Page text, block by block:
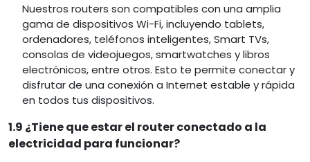
Nuestros routers son compatibles con una amplia
gama de dispositivos Wi-Fi, incluyendo tablets,
ordenadores, teléfonos inteligentes, Smart TVs,
consolas de videojuegos, smartwatches y libros
electrónicos, entre otros. Esto te permite conectar y
disfrutar de una conexión a Internet estable y rápida
en todos tus dispositivos.
1.9 ¿Tiene que estar el router conectado a la
electricidad para funcionar?